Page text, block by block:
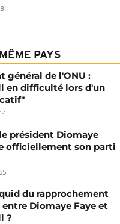
PAYS
général de l'ONU :
en difficulté lors d'un
président Diomaye
officiellement son parti
du rapprochement
Diomaye Faye et
?